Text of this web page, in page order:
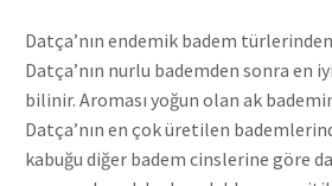
Datça’nın endemik badem
Datça’nın nurlu bademden sonra en
bilinir. Aroması yoğun olan ak
Datça’nın en çok üretilen
kabuğu diğer badem cinslerine göre